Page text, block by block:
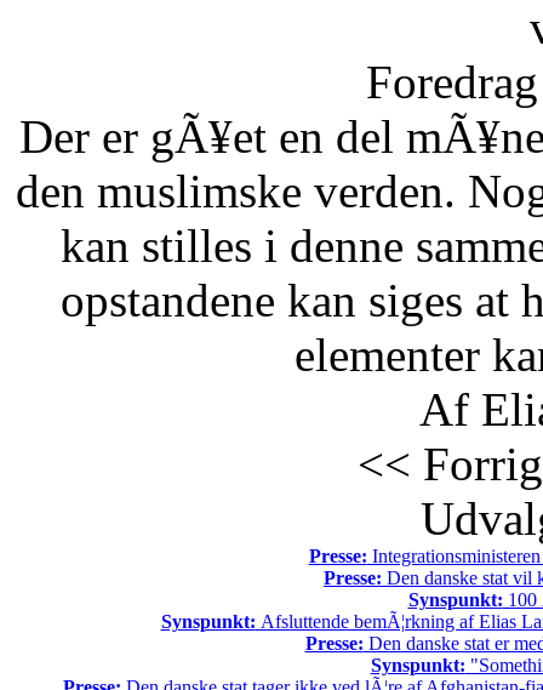
Der er gÃ¥et en del
den muslimske verden.
kan stilles i denne
opstandene kan siges at
elementer
Af
<<
Presse:
Presse: Den danske stat vil
Synspunkt: 100
Synspunkt: Afsluttende bemÃ¦rkning af Elias
Presse: Den danske stat er
Synspunkt: